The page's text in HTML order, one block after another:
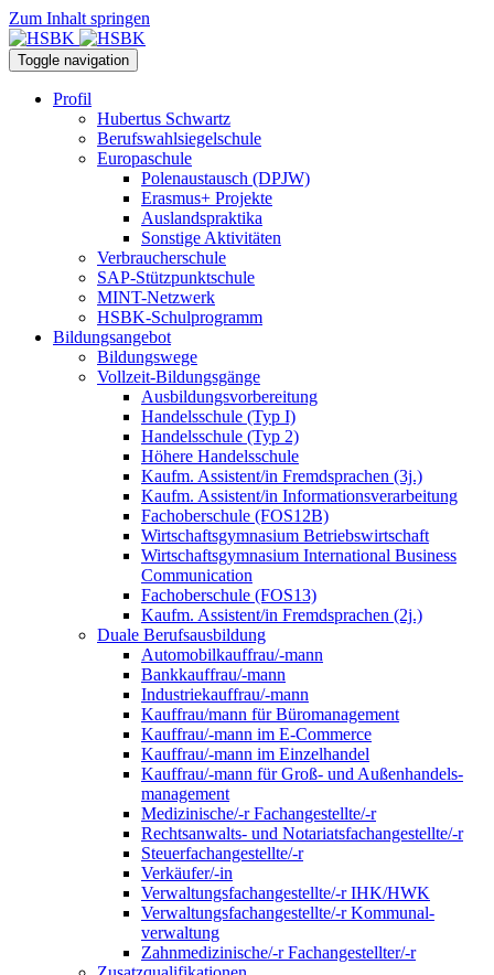
Zum Inhalt springen
Toggle navigation
Profil
Hubertus Schwartz
Berufswahlsiegelschule
Europaschule
Polenaustausch (DPJW)
Erasmus+ Projekte
Auslandspraktika
Sonstige Aktivitäten
Verbraucherschule
SAP-Stützpunktschule
MINT-Netzwerk
HSBK-Schulprogramm
Bildungsangebot
Bildungswege
Vollzeit-Bildungsgänge
Ausbildungsvorbereitung
Handelsschule (Typ I)
Handelsschule (Typ 2)
Höhere Handelsschule
Kaufm. Assistent/in­ Fremdsprachen (3j.)
Kaufm. Assistent/in Informationsverarbeitung
Fachoberschule (FOS12B)
Wirtschaftsgymnasium Betriebswirtschaft
Wirtschaftsgymnasium International Business
Communication
Fachoberschule (FOS13)
Kaufm. Assistent/in Fremdsprachen (2j.)
Duale Berufsausbildung
Automobilkauffrau/-mann
Bankkauffrau/-mann
Industriekauffrau/-mann
Kauffrau/mann für Büromanagement
Kauffrau/-mann im E-Commerce
Kauffrau/-mann im Einzelhandel
Kauffrau/-mann für Groß- und Außen­handels­
manage­ment
Medizinische/-r Fachangestellte/-r
Rechtsanwalts- und Notariatsfachangestellte/-r
Steuerfachangestellte/-r
Verkäufer/-in
Verwaltungs­fach­angestellte/-r IHK/HWK
Verwaltungsfach­angestellte/-r Kommunal­
verwaltung
Zahnmedizinische/-r Fachangestellter/-r